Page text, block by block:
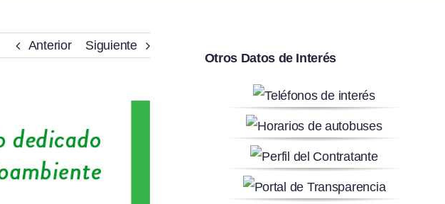
Anterior Siguiente
Otros Datos de Interés